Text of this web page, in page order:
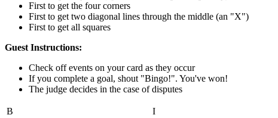
First to get the four corners
First to get two diagonal lines through the middle (an "X")
First to get all squares
Guest Instructions:
Check off events on your card as they occur
If you complete a goal, shout "Bingo!". You've won!
The judge decides in the case of disputes
B I